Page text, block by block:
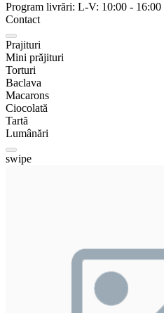
Program livrări: L-V: 10:00 - 16:00
Contact
Prajituri
Mini prăjituri
Torturi
Baclava
Macarons
Ciocolată
Tartă
Lumânări
swipe